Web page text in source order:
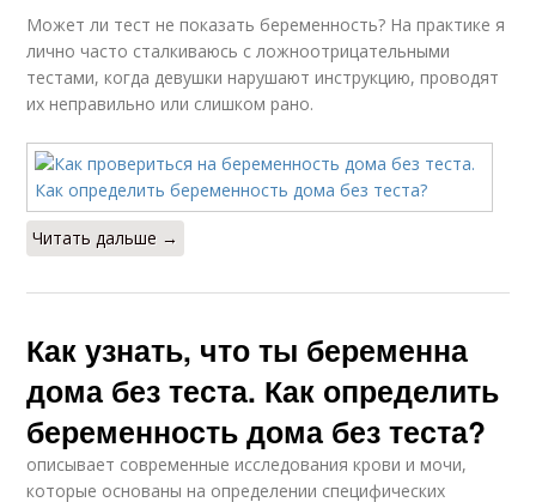
Может ли тест не показать беременность? На практике я
лично часто сталкиваюсь с ложноотрицательными
тестами, когда девушки нарушают инструкцию, проводят
их неправильно или слишком рано.
Читать дальше →
Как узнать, что ты беременна
дома без теста. Как определить
беременность дома без теста?
описывает современные исследования крови и мочи,
которые основаны на определении специфических